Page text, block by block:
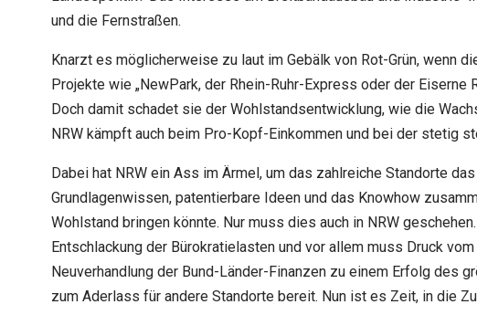
und die Fernstraßen.
Knarzt es möglicherweise zu laut im Gebälk von Rot-Grün, wenn
Projekte wie „NewPark, der Rhein-Ruhr-Express oder der
Doch damit schadet sie der Wohlstandsentwicklung, wie die
NRW kämpft auch beim Pro-Kopf-Einkommen und bei der stetig
Dabei hat NRW ein Ass im Ärmel, um das zahlreiche Standorte
Grundlagenwissen, patentierbare Ideen und das Knowhow
Wohlstand bringen könnte. Nur muss dies auch in NRW
Entschlackung der Bürokratielasten und vor allem muss Druck
Neuverhandlung der Bund-Länder-Finanzen zu einem Erfolg des
zum Aderlass für andere Standorte bereit. Nun ist es Zeit, in die